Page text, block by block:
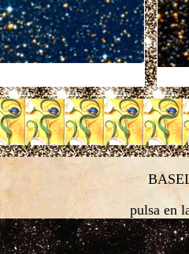
pulsa en